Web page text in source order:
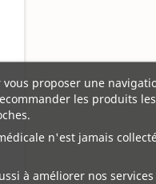
proposer une
les produits
n'est jamais
à améliorer nos